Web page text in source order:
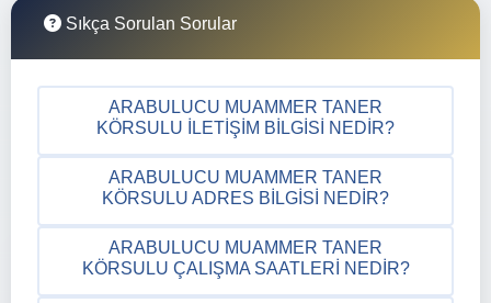
Sıkça Sorulan Sorular
ARABULUCU MUAMMER TANER
KÖRSULU İLETIŞIM BILGISI NEDIR?
ARABULUCU MUAMMER TANER
KÖRSULU ADRES BILGISI NEDIR?
ARABULUCU MUAMMER TANER
KÖRSULU ÇALIŞMA SAATLERI NEDIR?